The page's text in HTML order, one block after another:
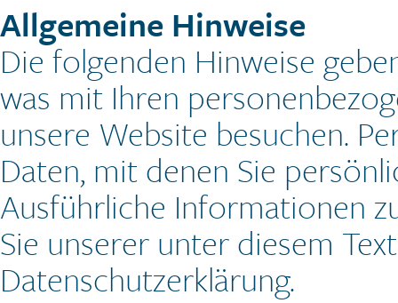
Allgemeine Hinweise
Die folgenden Hinweise
was mit Ihren
unsere Website besuchen.
Daten, mit denen Sie
Ausführliche Informationen
Sie unserer unter diesem
Datenschutzerklärung.